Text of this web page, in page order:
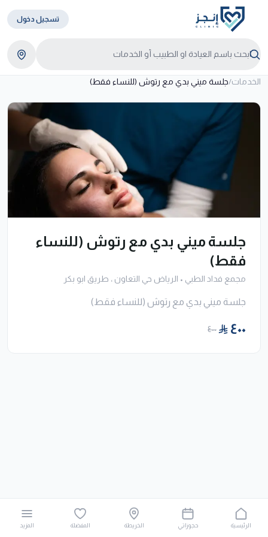
تسجيل دخول
الخدمات/جلسة ميني بدي مع رتوش (للنساء فقط)
جلسة ميني بدي مع رتوش (للنساء
فقط)
مجمع فداد الطبي • الرياض حي التعاون ، طريق ابو بكر
جلسة ميني بدي مع رتوش (للنساء فقط)
٤٠٠ ٤٠٠
الرئيسية حجوزاتي الخريطة المفضلة المزيد